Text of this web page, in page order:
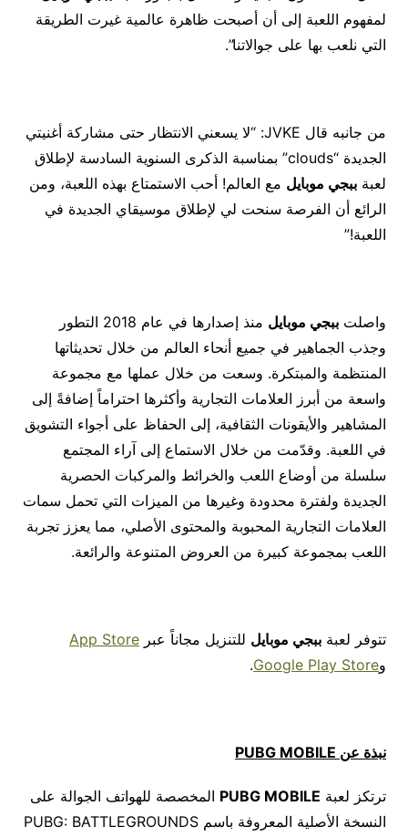
لمفهوم اللعبة إلى أن أصبحت ظاهرة عالمية غيرت الطريقة
التي نلعب بها على جوالاتنا”.
من جانبه قال JVKE: “لا يسعني الانتظار حتى مشاركة أغنيتي
الجديدة “clouds” بمناسبة الذكرى السنوية السادسة لإطلاق
لعبة ببجي موبايل مع العالم! أحب الاستمتاع بهذه اللعبة، ومن
الرائع أن الفرصة سنحت لي لإطلاق موسيقاي الجديدة في
اللعبة!”
واصلت ببجي موبايل
منذ إصدارها في عام 2018 التطور
وجذب الجماهير في جميع أنحاء العالم من خلال تحديثاتها
المنتظمة والمبتكرة. وسعت من خلال عملها مع مجموعة
واسعة من أبرز العلامات التجارية وأكثرها احتراماً إضافةً إلى
المشاهير والأيقونات الثقافية، إلى الحفاظ على أجواء التشويق
في اللعبة. وقدّمت من خلال الاستماع إلى آراء المجتمع
سلسلة من أوضاع اللعب والخرائط والمركبات الحصرية
الجديدة ولفترة محدودة وغيرها من الميزات التي تحمل سمات
العلامات التجارية المحبوبة والمحتوى الأصلي، مما يعزز تجربة
اللعب بمجموعة كبيرة من العروض المتنوعة والرائعة.
تتوفر لعبة ببجي موبايل للتنزيل مجاناً عبر App Store
وGoogle Play Store
.
نبذة عن PUBG MOBILE
ترتكز لعبة PUBG MOBILE المخصصة للهواتف الجوالة على
النسخة الأصلية المعروفة باسم PUBG: BATTLEGROUNDS